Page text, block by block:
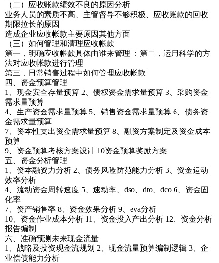
（二）应收账款绩效不良的原因分析
业务人员的素质不高、主管督导不够积极、应收账款的回收
期限拉长的原因
造成企业应收帐款主要原因其他方面
（三）如何管理和清理应收帐款
第一，明确应收帐款具体由谁来管理 ：第二，运用科学的方
法对应收帐款进行管理
第三，日常销售过程中如何管理应收帐款
四、资金预算管理
1、现金安全存量预算 2、债权资金需求量预算 3、采购资金
需求量预算
4、生产资金需求量预算 5、销售资金需求量预算 6、债务资
金需求量预算
7、资本性支出资金需求量预算 8、融资方案制定及资金成本
预算
9、资金预算考核方案设计 10资金预算奖励方案
五、资金分析管理
1、资本融资力分析 2、债务风险防范能力分析 3、资金运动
效率分析
4、流动资金周转速度 5、速动率、dso、dto、dco 6、资金固
化率
7、资产销售率 8、资金效果分析 9、eva分析
10、资金作业成本分析 11、资金投入产出分析 12、资金分析
报告编制
六、准确预测未来现金流量
1、战略及投资现金流规划 2、现金流量预算编制逻辑 3、企
业偿债能力分析